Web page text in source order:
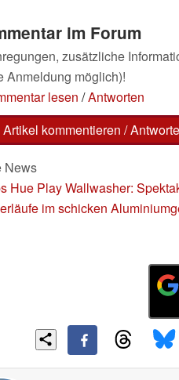
im Forum
zusätzliche
Anmeldung möglich)!
lesen /Antworten
kommentieren /
News
Hue Play Wallwasher:
im schicken